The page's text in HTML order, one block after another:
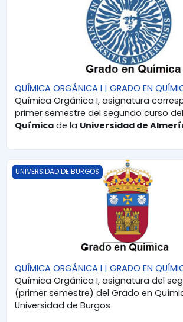
QUÍMICA ORGÁNICA I | GRADO EN
Química Orgánica I, asignatura
primer semestre del segundo curso del
Química de la Universidad de
QUÍMICA ORGÁNICA I | GRADO EN
UNIVERSIDAD DE BURGOS
QUÍMICA ORGÁNICA I | GRADO EN
Química Orgánica I, asignatura del
(primer semestre) del Grado en
Universidad de Burgos